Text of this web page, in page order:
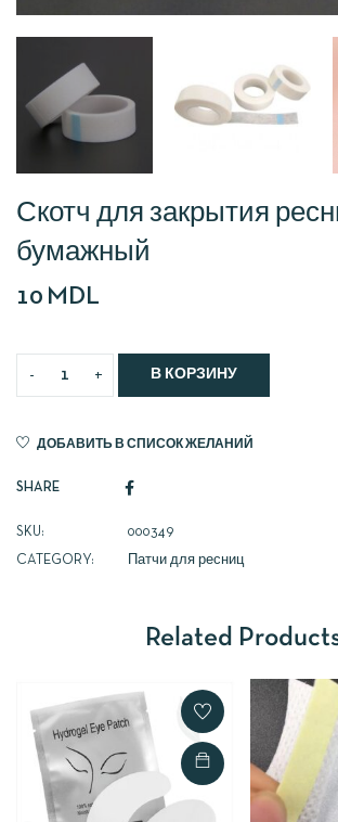
Скотч для закрытия
бумажный
10 MDL
В КОРЗИНУ
ДОБАВИТЬ В СПИСОК ЖЕЛАНИЙ
SHARE
SKU: 000349
CATEGORY: Патчи для ресниц
Related